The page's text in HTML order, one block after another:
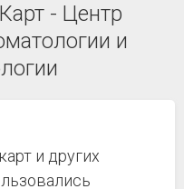
- Центр
и
и других